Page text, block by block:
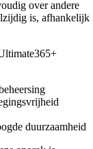
over andere
is, afhankelijk
duurzaamheid